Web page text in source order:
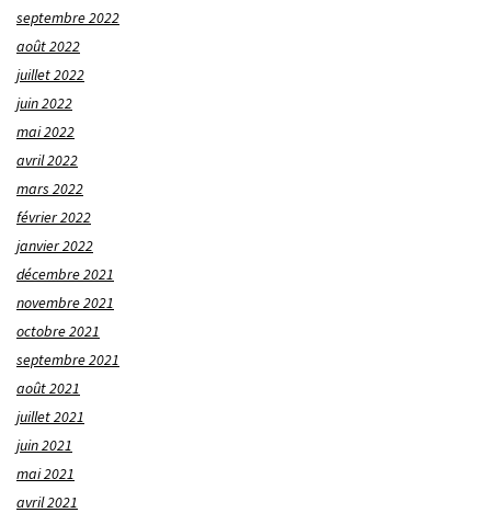
septembre 2022
août 2022
juillet 2022
juin 2022
mai 2022
avril 2022
mars 2022
février 2022
janvier 2022
décembre 2021
novembre 2021
octobre 2021
septembre 2021
août 2021
juillet 2021
juin 2021
mai 2021
avril 2021